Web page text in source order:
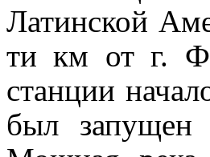
Латинской
ти км от г.
станции
был запущен